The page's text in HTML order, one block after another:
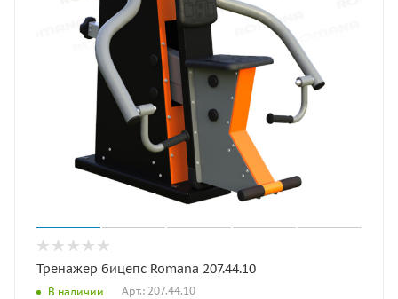
Тренажер бицепс Romana 207.44.10
В наличии Арт.: 207.44.10